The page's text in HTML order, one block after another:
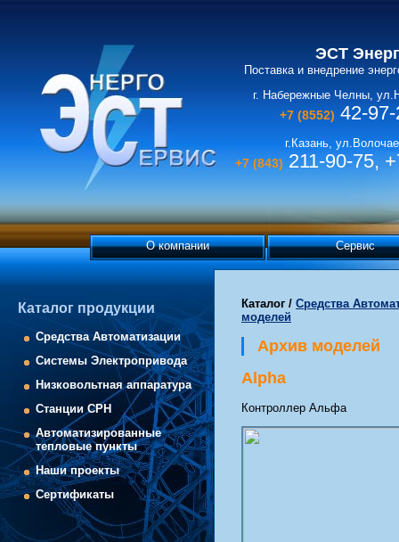
ЭСТ
Поставка и внедрение
г. Набережные Челны,
+7 (8552) 42-
г.Казань,
+7 (843) 211-90-75,
О компании Сервис
Каталог продукции
Средства Автоматизации
Системы Электропривода
Низковольтная аппаратура
Cтанции СРН
Автоматизированные
тепловые пункты
Наши проекты
Сертификаты
Каталог / Средства
моделей
Архив моделей
Alpha
Контроллер Альфа